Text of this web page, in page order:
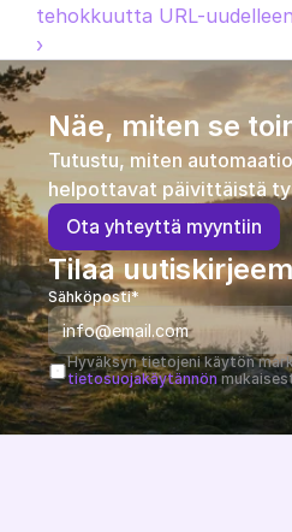
tehokkuutta URL-
›
Näe, miten se
Tutustu, miten
helpottavat päivittäistä
Ota yhteyttä myyntiin
Tilaa
Sähköposti*
tietosuojakäytännön